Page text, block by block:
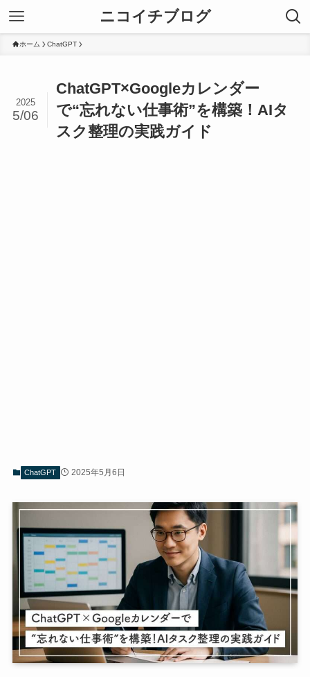
ニコイチブログ
ホーム ChatGPT
ChatGPT×Googleカレンダー
で“忘れない仕事術”を構築！AIタ
スク整理の実践ガイド
2025
5/06
ChatGPT 2025年5月6日